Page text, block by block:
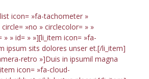
icon= »fa-tachometer »
»no » circlecolor= » »
» » id= » »][li_item icon= »fa-
ipsum sits dolores unser et.[/li_item]
retro »]Duis in ipsumil magna
icon= »fa-cloud-